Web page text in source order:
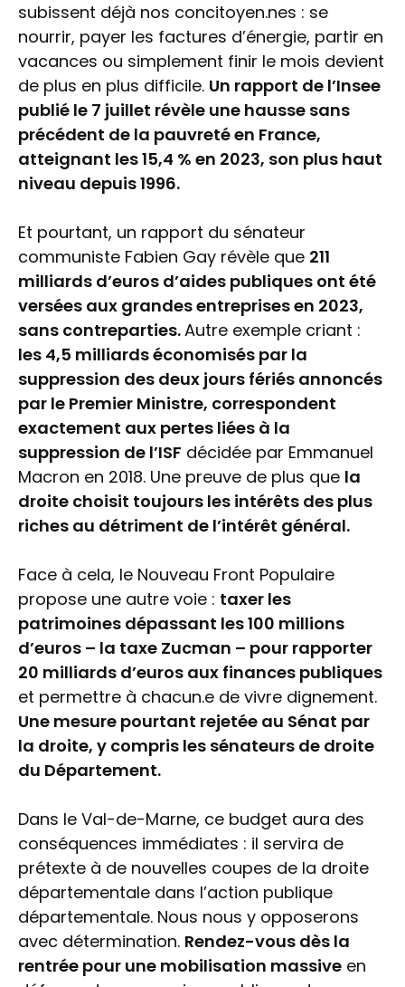
subissent déjà nos concitoyen.nes : se
nourrir, payer les factures d’énergie, partir en
vacances ou simplement finir le mois devient
de plus en plus difficile. Un rapport de l’Insee
publié le 7 juillet révèle une hausse sans
précédent de la pauvreté en France,
atteignant les 15,4 % en 2023, son plus haut
niveau depuis 1996.
Et pourtant, un rapport du sénateur
communiste Fabien Gay révèle que 211
milliards d’euros d’aides publiques ont été
versées aux grandes entreprises en 2023,
sans contreparties.Autre exemple criant :
les 4,5 milliards économisés par la
suppression des deux jours fériés annoncés
par le Premier Ministre, correspondent
exactement aux pertes liées à la
suppression de l’ISF décidée par Emmanuel
Macron en 2018. Une preuve de plus que la
droite choisit toujours les intérêts des plus
riches au détriment de l’intérêt général.
Face à cela, le Nouveau Front Populaire
propose une autre voie : taxer les
patrimoines dépassant les 100 millions
d’euros – la taxe Zucman – pour rapporter
20 milliards d’euros aux finances publiques
et permettre à chacun.e de vivre dignement.
Une mesure pourtant rejetée au Sénat par
la droite, y compris les sénateurs de droite
du Département.
Dans le Val-de-Marne, ce budget aura des
conséquences immédiates : il servira de
prétexte à de nouvelles coupes de la droite
départementale dans l’action publique
départementale. Nous nous y opposerons
avec détermination. Rendez-vous dès la
rentrée pour une mobilisation massive en